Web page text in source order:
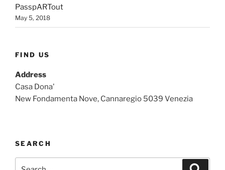
PasspARTout
May 5, 2018
FIND US
Address
Casa Dona'
New Fondamenta Nove, Cannaregio 5039 Venezia
SEARCH